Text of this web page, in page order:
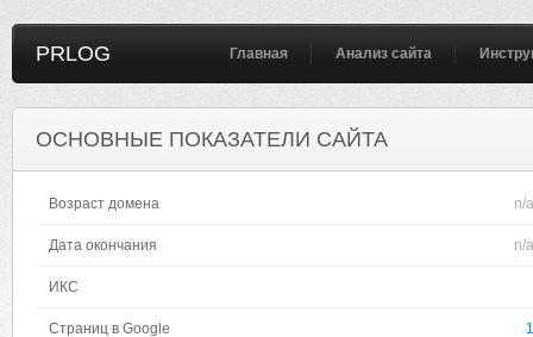
PRLOG Главная Анализ сайта
ОСНОВНЫЕ ПОКАЗАТЕЛИ САЙТА
Возраст домена n/a
Дата окончания n/a
ИКС
Страниц в Google 1